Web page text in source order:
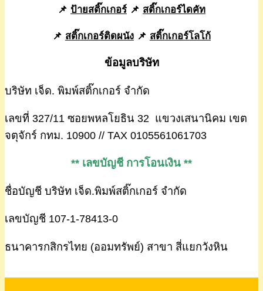
📌 ป้ายสติ๊กเกอร์ 📌 สติ๊กเกอร์ไดคัท
📌 สติ๊กเกอร์ติดผนัง 📌 สติ๊กเกอร์โลโก้
ข้อมูลบริษัท
บริษัท เจ็ด. พิมพ์สติ๊กเกอร์ จำกัด
เลขที่ 327/11 ซอยพหลโยธิน 32 แขวงเสนานิคม เขต
จตุจักร์ กทม. 10900 // TAX 0105561061703
** เลขบัญชี การโอนเงิน **
ชื่อบัญชี บริษัท เจ็ด.พิมพ์สติ๊กเกอร์ จำกัด
เลขบัญชี 107-1-78413-0
ธนาคารกสิกรไทย (ออมทรัพย์) สาขา สี่แยกวังหิน